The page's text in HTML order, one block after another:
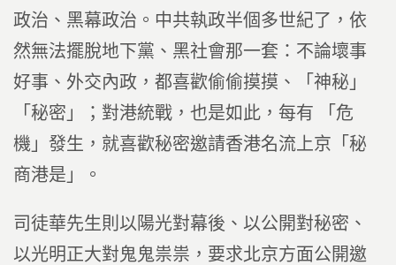
政治、黑幕政治。中共執政半個多世紀了，依
然無法擺脫地下黨、黑社會那一套：不論壞事
好事、外交內政，都喜歡偷偷摸摸、「神秘」
「秘密」；對港統戰，也是如此，每有 「危
機」發生，就喜歡秘密邀請香港名流上京「秘
商港是」。
司徒華先生則以陽光對幕後、以公開對秘密、
以光明正大對鬼鬼祟祟，要求北京方面公開邀